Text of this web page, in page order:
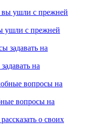
ушли с прежней
на
вопросы на